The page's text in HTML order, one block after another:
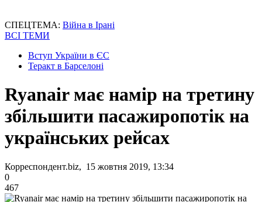
СПЕЦТЕМА: Війна в Ірані
ВСІ ТЕМИ
Вступ України в ЄС
Теракт в Барселоні
Ryanair має намір на третину
збільшити пасажиропотік на
українських рейсах
Корреспондент.biz, 15 жовтня 2019, 13:34
0
467